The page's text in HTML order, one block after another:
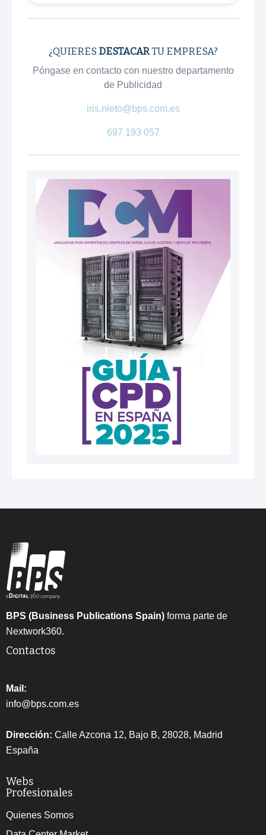
¿QUIERES DESTACARTU EMPRESA?
Póngase en contacto con nuestro departamento
de Publicidad
iris.nieto@bps.com.es
697 193 057
BPS (Business Publications Spain) forma parte de
Nextwork360.
Contactos
Mail:
info@bps.com.es
Dirección: Calle Azcona 12, Bajo B, 28028, Madrid
España
Webs
Profesionales
Quienes Somos